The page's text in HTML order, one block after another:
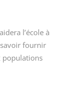
l’école à
fournir
populations